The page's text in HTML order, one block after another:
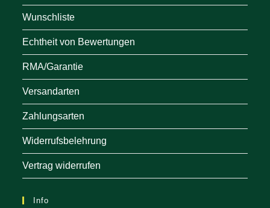
Wunschliste
Echtheit von Bewertungen
RMA/Garantie
Versandarten
Zahlungsarten
Widerrufsbelehrung
Vertrag widerrufen
Info